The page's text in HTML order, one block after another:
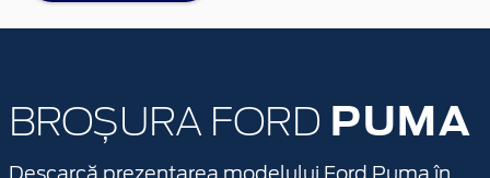
BROȘURA FORD PUMA
Descarcă prezentarea modelului Ford Puma în